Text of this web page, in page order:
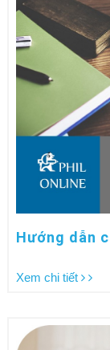
Hướng dẫn
Xem chi tiết